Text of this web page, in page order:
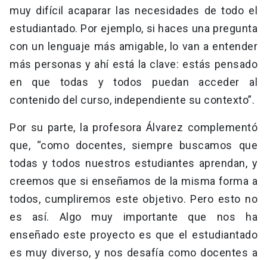
muy difícil acaparar las necesidades de todo el
estudiantado. Por ejemplo, si haces una pregunta
con un lenguaje más amigable, lo van a entender
más personas y ahí está la clave: estás pensado
en que todas y todos puedan acceder al
contenido del curso, independiente su contexto”.
Por su parte, la profesora Álvarez complementó
que, “como docentes, siempre buscamos que
todas y todos nuestros estudiantes aprendan, y
creemos que si enseñamos de la misma forma a
todos, cumpliremos este objetivo. Pero esto no
es así. Algo muy importante que nos ha
enseñado este proyecto es que el estudiantado
es muy diverso, y nos desafía como docentes a